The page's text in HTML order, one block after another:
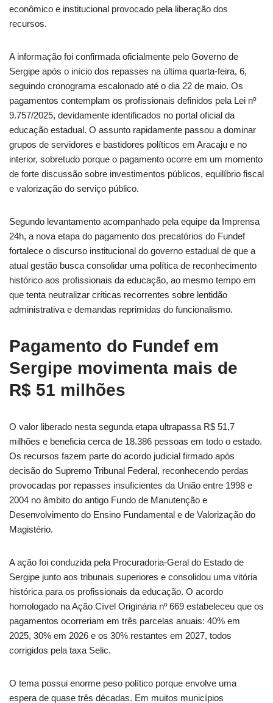
econômico e institucional provocado pela liberação dos
recursos.
A informação foi confirmada oficialmente pelo Governo de
Sergipe após o início dos repasses na última quarta-feira, 6,
seguindo cronograma escalonado até o dia 22 de maio. Os
pagamentos contemplam os profissionais definidos pela Lei nº
9.757/2025, devidamente identificados no portal oficial da
educação estadual. O assunto rapidamente passou a dominar
grupos de servidores e bastidores políticos em Aracaju e no
interior, sobretudo porque o pagamento ocorre em um momento
de forte discussão sobre investimentos públicos, equilíbrio fiscal
e valorização do serviço público.
Segundo levantamento acompanhado pela equipe da Imprensa
24h, a nova etapa do pagamento dos precatórios do Fundef
fortalece o discurso institucional do governo estadual de que a
atual gestão busca consolidar uma política de reconhecimento
histórico aos profissionais da educação, ao mesmo tempo em
que tenta neutralizar críticas recorrentes sobre lentidão
administrativa e demandas reprimidas do funcionalismo.
Pagamento do Fundef em
Sergipe movimenta mais de
R$ 51 milhões
O valor liberado nesta segunda etapa ultrapassa R$ 51,7
milhões e beneficia cerca de 18.386 pessoas em todo o estado.
Os recursos fazem parte do acordo judicial firmado após
decisão do Supremo Tribunal Federal, reconhecendo perdas
provocadas por repasses insuficientes da União entre 1998 e
2004 no âmbito do antigo Fundo de Manutenção e
Desenvolvimento do Ensino Fundamental e de Valorização do
Magistério.
A ação foi conduzida pela Procuradoria-Geral do Estado de
Sergipe junto aos tribunais superiores e consolidou uma vitória
histórica para os profissionais da educação. O acordo
homologado na Ação Cível Originária nº 669 estabeleceu que os
pagamentos ocorreriam em três parcelas anuais: 40% em
2025, 30% em 2026 e os 30% restantes em 2027, todos
corrigidos pela taxa Selic.
O tema possui enorme peso político porque envolve uma
espera de quase três décadas. Em muitos municípios